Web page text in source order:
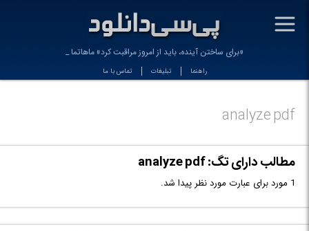
-
«برای ساختن آینده، باید از امروز مراقبت کرد» ماهاتما گ
راهنما تبلیغات تماس با ما
analyze pdf
مطالب دارای تگ: analyze pdf
1 مورد برای عبارت مورد نظر پیدا شد.